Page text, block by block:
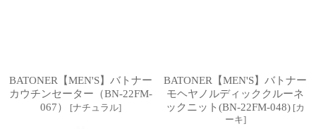
BATONER【MEN'S】バトナー
カウチンセーター（BN-22FM-
067）
[ナチュラル]
BATONER【MEN'S】バトナー
モヘヤノルディッククルーネ
ックニット(BN-22FM-048) [カ
ーキ]